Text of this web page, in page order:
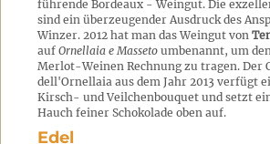
führende Bordeaux - Weingut. Die
sind ein überzeugender Ausdruck des
Winzer. 2012 hat man das Weingut von
auf Ornellaia e Masseto umbenannt, um
Merlot-Weinen Rechnung zu tragen. Der
dell'Ornellaia aus dem Jahr 2013 verfügt
Kirsch- und Veilchenbouquet und setzt
Hauch feiner Schokolade oben auf.
Edel